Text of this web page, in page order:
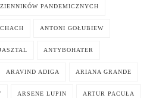
PANDEMICZNYCH
ANTONI GOŁUBIEW
ANTYBOHATER
ARAVIND ADIGA ARIANA GRANDE
ARSENE LUPIN ARTUR PACUŁA